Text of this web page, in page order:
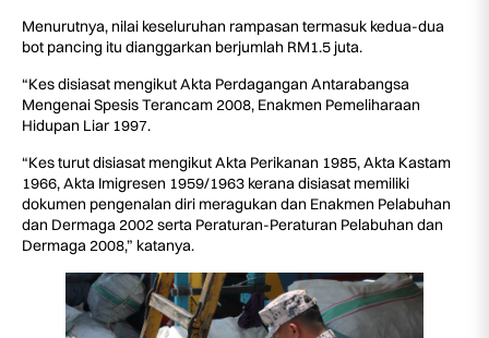
Menurutnya, nilai keseluruhan rampasan termasuk kedua-dua
bot pancing itu dianggarkan berjumlah RM1.5 juta.
“Kes disiasat mengikut Akta Perdagangan Antarabangsa
Mengenai Spesis Terancam 2008, Enakmen Pemeliharaan
Hidupan Liar 1997.
“Kes turut disiasat mengikut Akta Perikanan 1985, Akta Kastam
1966, Akta Imigresen 1959/1963 kerana disiasat memiliki
dokumen pengenalan diri meragukan dan Enakmen Pelabuhan
dan Dermaga 2002 serta Peraturan-Peraturan Pelabuhan dan
Dermaga 2008,” katanya.